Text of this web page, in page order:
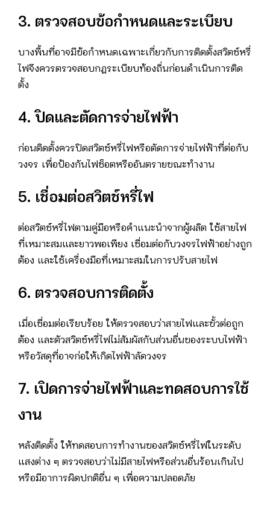
3. ตรวจสอบข้อกำหนดและระเบียบ
บางพื้นที่อาจมีข้อกำหนดเฉพาะเกี่ยวกับการติดตั้งสวิตช์หรี่
ไฟจึงควรตรวจสอบกฎระเบียบท้องถิ่นก่อนดำเนินการติด
ตั้ง
4. ปิดและตัดการจ่ายไฟฟ้า
ก่อนติดตั้งควรปิดสวิตช์หรี่ไฟหรือตัดการจ่ายไฟฟ้าที่ต่อกับ
วงจร เพื่อป้องกันไฟช็อตหรืออันตรายขณะทำงาน
5. เชื่อมต่อสวิตช์หรี่ไฟ
ต่อสวิตช์หรี่ไฟตามคู่มือหรือคำแนะนำจากผู้ผลิต ใช้สายไฟ
ที่เหมาะสมและยาวพอเพียง เชื่อมต่อกับวงจรไฟฟ้าอย่างถูก
ต้อง และใช้เครื่องมือที่เหมาะสมในการปรับสายไฟ
6. ตรวจสอบการติดตั้ง
เมื่อเชื่อมต่อเรียบร้อย ให้ตรวจสอบว่าสายไฟและขั้วต่อถูก
ต้อง และตัวสวิตช์หรี่ไฟไม่สัมผัสกับส่วนอื่นของระบบไฟฟ้า
หรือวัสดุที่อาจก่อให้เกิดไฟฟ้าลัดวงจร
7. เปิดการจ่ายไฟฟ้าและทดสอบการใช้
งาน
หลังติดตั้ง ให้ทดสอบการทำงานของสวิตช์หรี่ไฟในระดับ
แสงต่าง ๆ ตรวจสอบว่าไม่มีสายไฟหรือส่วนอื่นร้อนเกินไป
หรือมีอาการผิดปกติอื่น ๆ เพื่อความปลอดภัย